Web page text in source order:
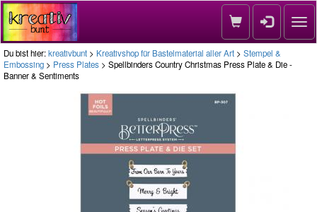
Du bist hier:kreativbunt > Kreativshop für Bastelmaterial aller Art > Stempel &
Embossing > Press Plates > Spellbinders Country Christmas Press Plate & Die -
Banner & Sentiments